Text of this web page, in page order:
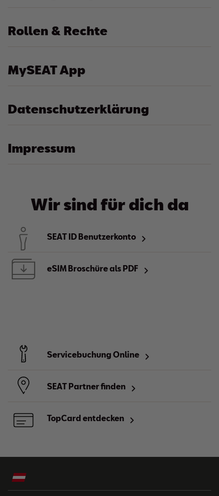
Rollen & Rechte
MySEAT App
Datenschutzerklärung
Impressum
Wir sind für dich da
SEAT ID Benutzerkonto
eSIM Broschüre als PDF
Servicebuchung Online
SEAT Partner finden
TopCard entdecken